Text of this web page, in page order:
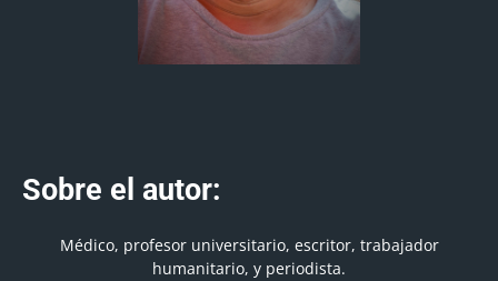
Sobre el autor:
Médico, profesor universitario, escritor, trabajador
humanitario, y periodista.